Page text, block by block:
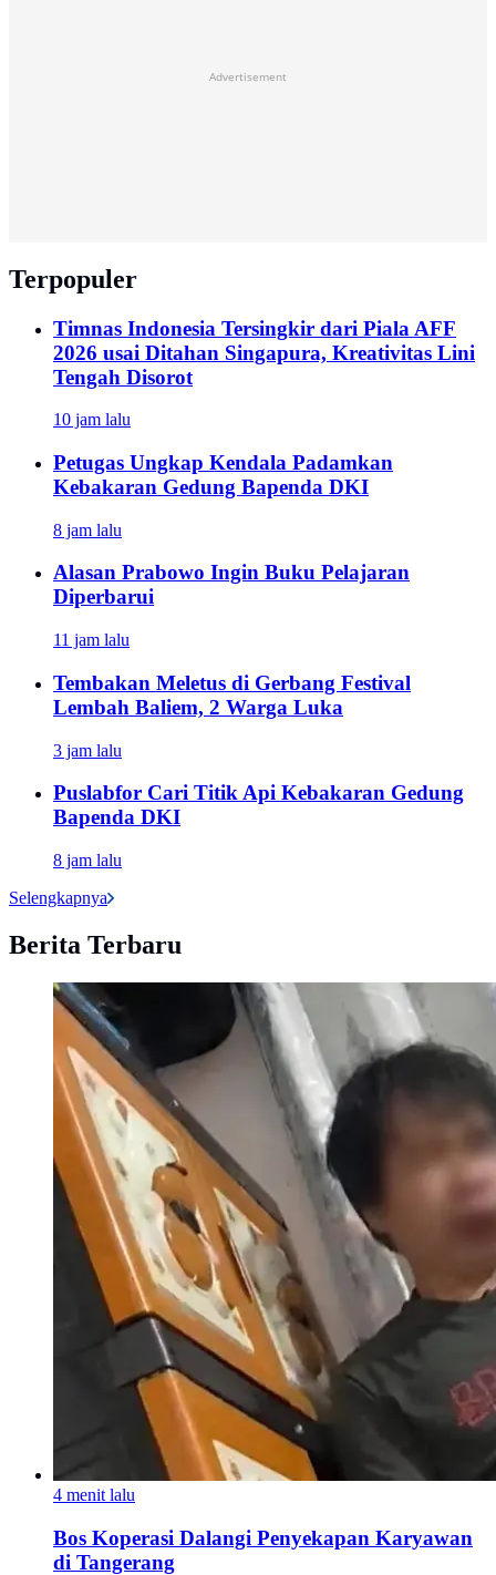
Advertisement
Terpopuler
Timnas Indonesia Tersingkir dari Piala AFF
2026 usai Ditahan Singapura, Kreativitas Lini
Tengah Disorot
10 jam lalu
Petugas Ungkap Kendala Padamkan
Kebakaran Gedung Bapenda DKI
8 jam lalu
Alasan Prabowo Ingin Buku Pelajaran
Diperbarui
11 jam lalu
Tembakan Meletus di Gerbang Festival
Lembah Baliem, 2 Warga Luka
3 jam lalu
Puslabfor Cari Titik Api Kebakaran Gedung
Bapenda DKI
8 jam lalu
Selengkapnya
Berita Terbaru
4 menit lalu
Bos Koperasi Dalangi Penyekapan Karyawan
di Tangerang